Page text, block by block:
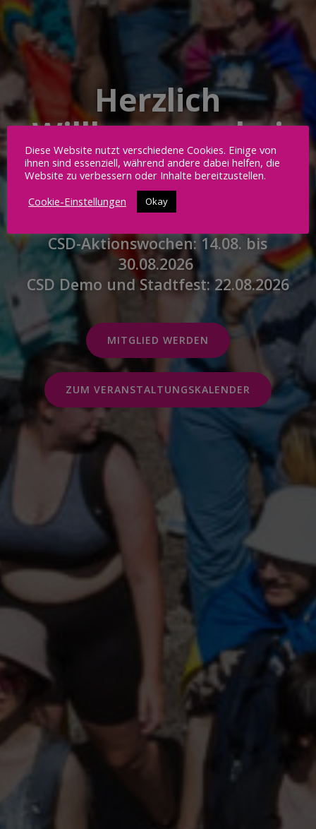
Herzlich
Willkommen bei
Deinem CSD
Magdeburg
CSD-Aktionswochen: 14.08. bis
30.08.2026
CSD Demo und Stadtfest: 22.08.2026
MITGLIED WERDEN
ZUM VERANSTALTUNGSKALENDER
Diese Website nutzt verschiedene Cookies. Einige von
ihnen sind essenziell, während andere dabei helfen, die
Website zu verbessern oder Inhalte bereitzustellen.
Cookie-Einstellungen
Okay